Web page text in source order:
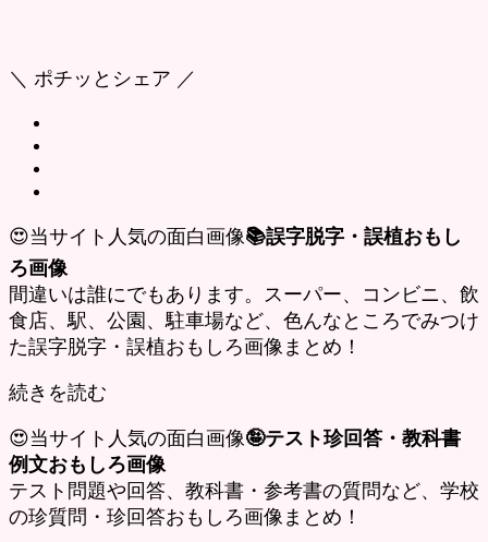
＼ ポチッとシェア ／
😍当サイト人気の面白画像📚誤字脱字・誤植おもし
ろ画像
間違いは誰にでもあります。スーパー、コンビニ、飲
食店、駅、公園、駐車場など、色んなところでみつけ
た誤字脱字・誤植おもしろ画像まとめ！
続きを読む
😍当サイト人気の面白画像🤪テスト珍回答・教科書
例文おもしろ画像
テスト問題や回答、教科書・参考書の質問など、学校
の珍質問・珍回答おもしろ画像まとめ！